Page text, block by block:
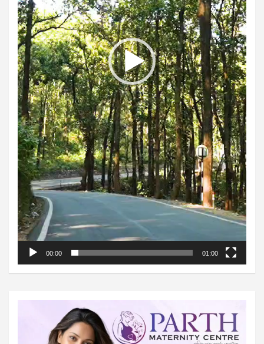
00:00 01:00